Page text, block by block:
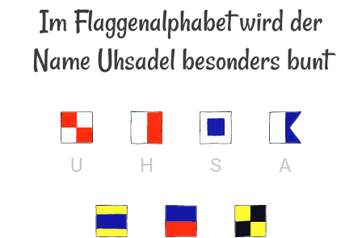
Im Flaggenalphabet wird der
Name Uhsadel besonders bunt
U H S A